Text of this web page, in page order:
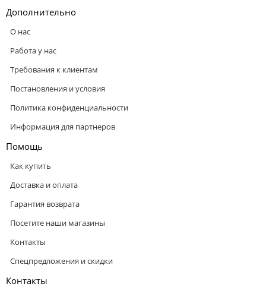
Дополнительно
О нас
Работа у нас
Требования к клиентам
Постановления и условия
Политика конфиденциальности
Информация для партнеров
Помощь
Как купить
Доставка и оплата
Гарантия возврата
Посетите наши магазины
Контакты
Спецпредложения и скидки
Контакты